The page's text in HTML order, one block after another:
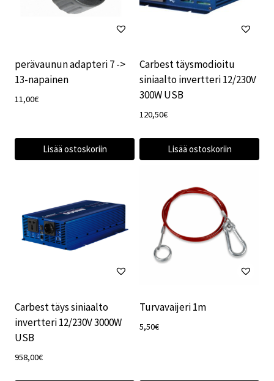
perävaunun adapteri 7 ->
13-napainen
11,00€
Lisää ostoskoriin
Carbest täysmodioitu
siniaalto invertteri 12/230V
300W USB
120,50€
Lisää ostoskoriin
Carbest täys siniaalto
invertteri 12/230V 3000W
USB
958,00€
Turvavaijeri 1m
5,50€